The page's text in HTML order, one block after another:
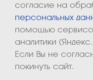
10.1. Оператор
персональных
меры, исключающие
данным
10.2. Персональные
согласие на
персональных
помощью
аналитики
Если Вы не
покинуть сайт.